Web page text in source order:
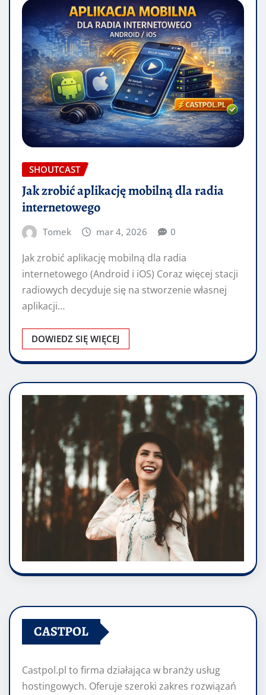
SHOUTCAST
Jak zrobić aplikację mobilną dla radia
internetowego
Tomek mar 4, 2026 0
Jak zrobić aplikację mobilną dla radia
internetowego (Android i iOS) Coraz więcej stacji
radiowych decyduje się na stworzenie własnej
aplikacji…
DOWIEDZ SIĘ WIĘCEJ
CASTPOL
Castpol.pl to firma działająca w branży usług
hostingowych. Oferuje szeroki zakres rozwiązań